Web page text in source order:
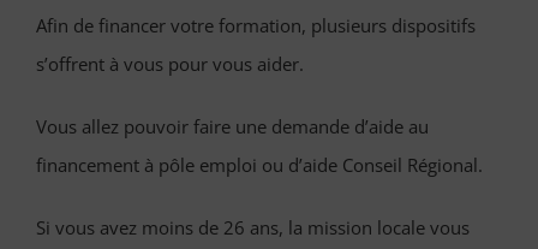
Afin de financer votre formation, plusieurs dispositifs
s’offrent à vous pour vous aider.
Vous allez pouvoir faire une demande d’aide au
financement à pôle emploi ou d’aide Conseil Régional.
Si vous avez moins de 26 ans, la mission locale vous